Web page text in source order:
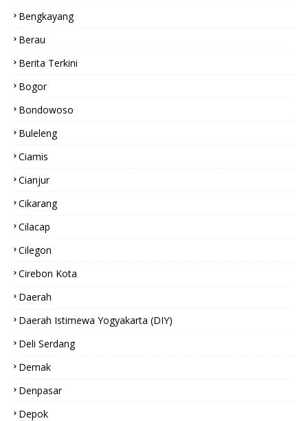
Bengkayang
Berau
Berita Terkini
Bogor
Bondowoso
Buleleng
Ciamis
Cianjur
Cikarang
Cilacap
Cilegon
Cirebon Kota
Daerah
Daerah Istimewa Yogyakarta (DIY)
Deli Serdang
Demak
Denpasar
Depok